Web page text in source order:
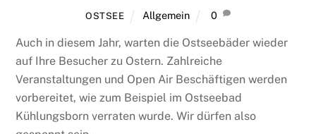
OSTSEE Allgemein 0
Auch in diesem Jahr, warten die Ostseebäder wieder
auf Ihre Besucher zu Ostern. Zahlreiche
Veranstaltungen und Open Air Beschäftigen werden
vorbereitet, wie zum Beispiel im Ostseebad
Kühlungsborn verraten wurde. Wir dürfen also